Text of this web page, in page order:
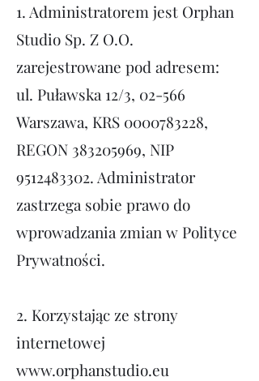
1. Administratorem jest Orphan
Studio Sp. Z O.O.
zarejestrowane pod adresem:
ul. Puławska 12/3, 02-566
Warszawa, KRS 0000783228,
REGON 383205969, NIP
9512483302. Administrator
zastrzega sobie prawo do
wprowadzania zmian w Polityce
Prywatności.
2. Korzystając ze strony
internetowej
www.orphanstudio.eu